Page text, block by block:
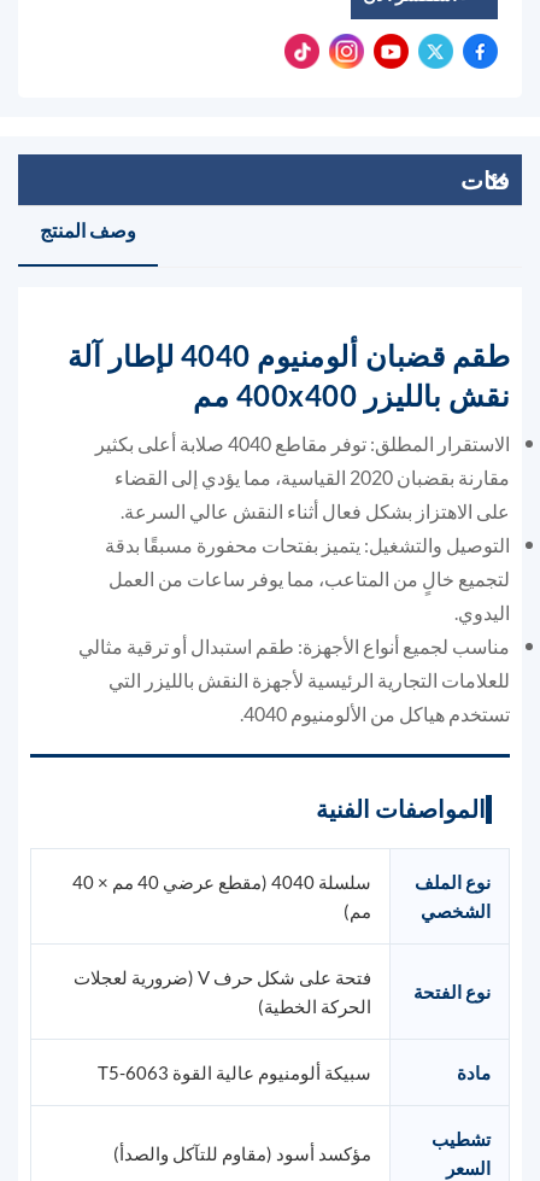
فئات
وصف المنتج
طقم قضبان ألومنيوم 4040 لإطار آلة
نقش بالليزر 400x400 مم
الاستقرار المطلق: توفر مقاطع 4040 صلابة أعلى بكثير
مقارنة بقضبان 2020 القياسية، مما يؤدي إلى القضاء
على الاهتزاز بشكل فعال أثناء النقش عالي السرعة.
التوصيل والتشغيل: يتميز بفتحات محفورة مسبقًا بدقة
لتجميع خالٍ من المتاعب، مما يوفر ساعات من العمل
اليدوي.
مناسب لجميع أنواع الأجهزة: طقم استبدال أو ترقية مثالي
للعلامات التجارية الرئيسية لأجهزة النقش بالليزر التي
تستخدم هياكل من الألومنيوم 4040.
المواصفات الفنية
نوع الملف
الشخصي
سلسلة 4040 (مقطع عرضي 40 مم × 40
مم)
نوع الفتحة
فتحة على شكل حرف V (ضرورية لعجلات
الحركة الخطية)
مادة سبيكة ألومنيوم عالية القوة 6063-T5
تشطيب
السعر
مؤكسد أسود (مقاوم للتآكل والصدأ)